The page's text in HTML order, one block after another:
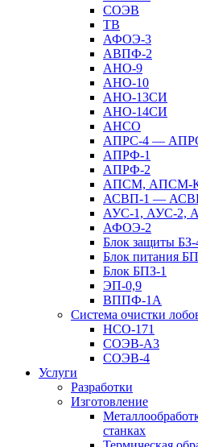
СОЭВ
ТВ
АФОЭ-3
АВПФ-2
АНО-9
АНО-10
АНО-13СИ
АНО-14СИ
АНСО
АПРС-4 —
АПРФ-1
АПРФ-2
АПСМ, АПСМ-
АСВП-1 —
АУС-1, АУС-2,
АФОЭ-2
Блок защиты БЗ-
Блок питания
Блок БПЗ-1
ЭП-0,9
ВППФ-1А
Система очистки
НСО-171
СОЭВ-А3
СОЭВ-4
Услуги
Разработки
Изготовление
станках